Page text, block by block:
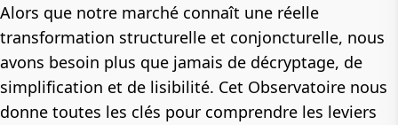
Alors que notre marché connaît une réelle
transformation structurelle et conjoncturelle, nous
avons besoin plus que jamais de décryptage, de
simplification et de lisibilité. Cet Observatoire nous
donne toutes les clés pour comprendre les leviers